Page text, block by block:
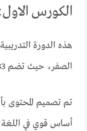
الكورس الاول:
هذه الدورة
الصفر، حيث تضم 33 درسًا موزعة على 3 ساعات و17 دقيقة.
تم تصميم المحتوى
أساس قوي في